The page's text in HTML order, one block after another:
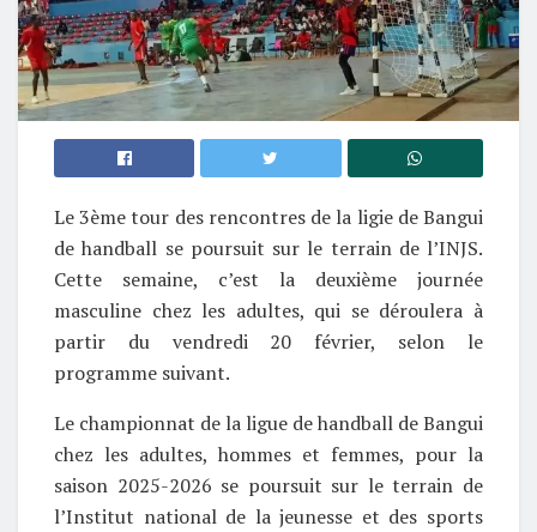
Le 3ème tour des rencontres de la ligie de Bangui
de handball se poursuit sur le terrain de l’INJS.
Cette semaine, c’est la deuxième journée
masculine chez les adultes, qui se déroulera à
partir du vendredi 20 février, selon le
programme suivant.
Le championnat de la ligue de handball de Bangui
chez les adultes, hommes et femmes, pour la
saison 2025-2026 se poursuit sur le terrain de
l’Institut national de la jeunesse et des sports